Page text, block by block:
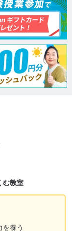
む教室
養う